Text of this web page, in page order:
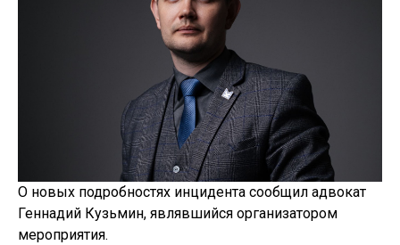
О новых подробностях инцидента сообщил адвокат
Геннадий Кузьмин, являвшийся организатором
мероприятия.